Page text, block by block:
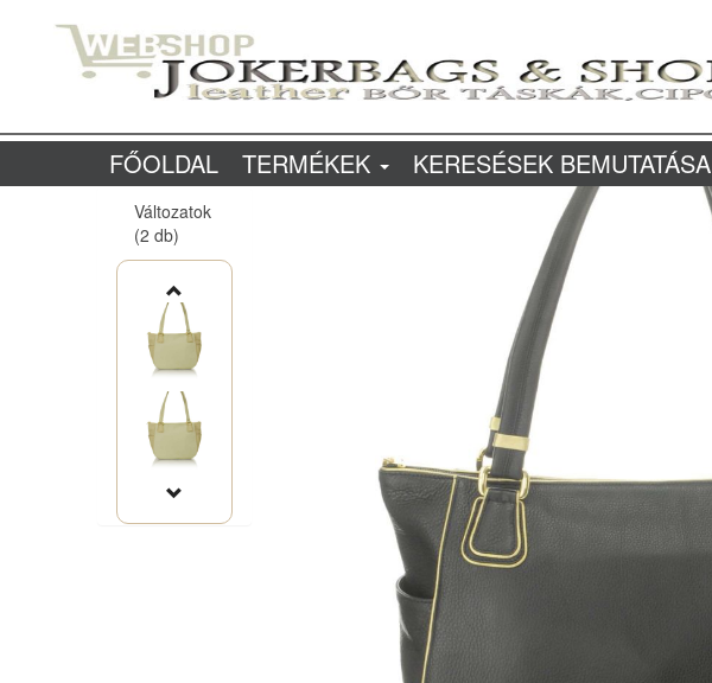
FŐOLDAL TERMÉKEK KERESÉSEK BEMUTATÁSA
Változatok
(2 db)